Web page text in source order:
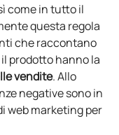
come in tutto il
questa regola
che raccontano
prodotto hanno la
vendite. Allo
negative sono in
web marketing per